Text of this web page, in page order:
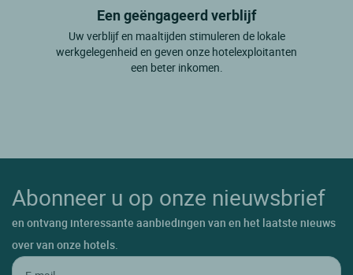
Een geëngageerd verblijf
Uw verblijf en maaltijden stimuleren de lokale
werkgelegenheid en geven onze hotelexploitanten
een beter inkomen.
Abonneer u op onze nieuwsbrief
en ontvang interessante aanbiedingen van en het laatste nieuws
over van onze hotels.